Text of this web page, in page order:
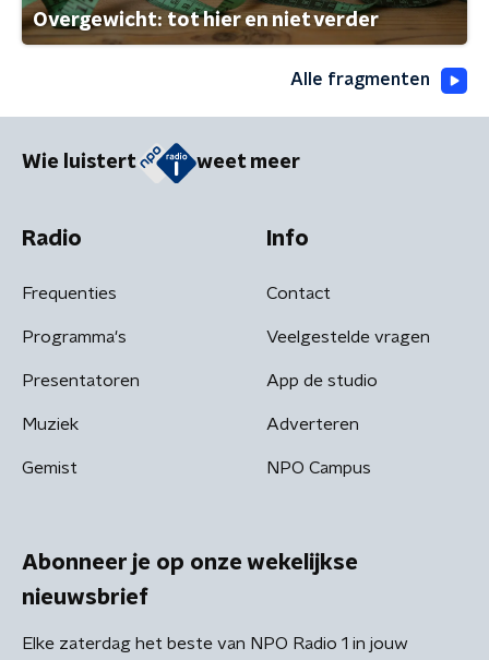
Overgewicht: tot hier en niet verder
Alle fragmenten
Wie luistert weet meer
Radio
Frequenties
Programma's
Presentatoren
Muziek
Gemist
Info
Contact
Veelgestelde vragen
App de studio
Adverteren
NPO Campus
Abonneer je op onze wekelijkse
nieuwsbrief
Elke zaterdag het beste van NPO Radio 1 in jouw